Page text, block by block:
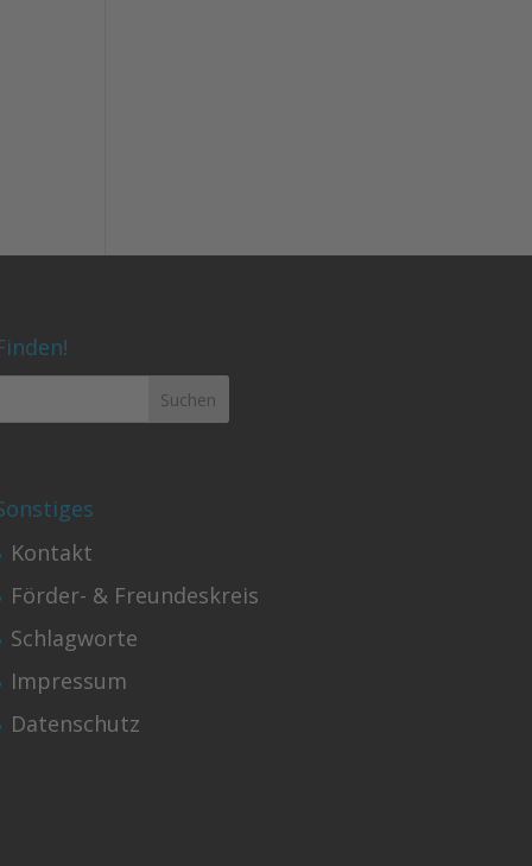
Kontakt
Förder- & Freundeskreis
Schlagworte
Impressum
Datenschutz